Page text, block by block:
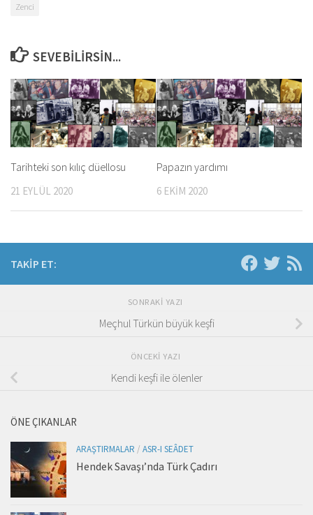
Zenci
SEVEBILIRSIN...
Tarihteki son kılıç düellosu
21 EYLÜL 2020
Papazın yardımı
6 EKIM 2020
TAKIP ET:
SONRAKI YAZI
Meçhul Türkün büyük keşfi
ÖNCEKI YAZI
Kendi keşfi ile ölenler
ÖNE ÇIKANLAR
ARAŞTIRMALAR / ASR-I SEÂDET
Hendek Savaşı’nda Türk Çadırı